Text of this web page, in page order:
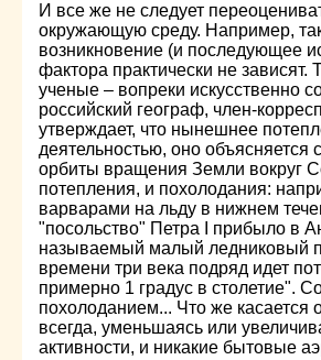
И все же не следует
окружающую среду. Например,
возникновение (и последующее
фактора практически не
ученые – вопреки искусственно
российский географ, член-
утверждает, что нынешнее
деятельностью, оно объясняется
орбиты вращения Земли вокруг
потепления, и похолодания:
варварами на льду в нижнем
"посольство" Петра I прибыло в
называемый малый ледниковый
времени три века подряд идет
примерно 1 градус в столетие".
похолоданием... Что же
всегда, уменьшаясь или
активности, и никакие бытовые